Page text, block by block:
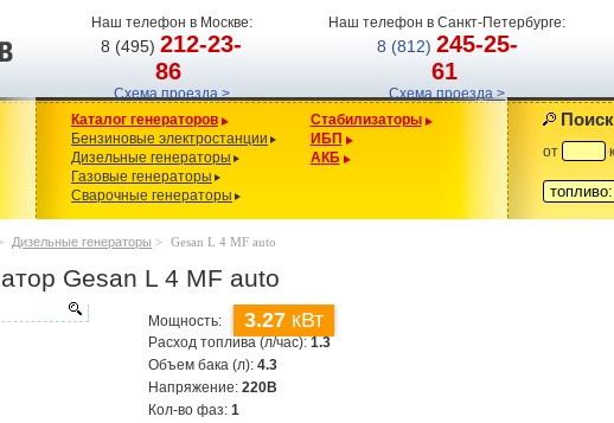
Наш телефон в Москве:
8 (495)212-23-
86
Схема проезда >
Наш телефон в Санкт-Петербурге:
8 (812) 245-25-
61
Схема проезда >
Каталог генераторов
Бензиновые электростанции
Дизельные генераторы
Газовые генераторы
Сварочные генераторы
Стабилизаторы
ИБП
АКБ
от
топливо:
Дизельные генераторы > Gesan L 4 MF auto
Gesan L 4 MF auto
Мощность: 3.27 кВт
Расход топлива (л/час):1.3
Объем бака (л):4.3
Напряжение:220В
Кол-во фаз:1